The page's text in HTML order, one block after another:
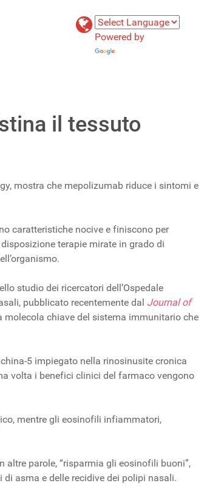
Powered by
il tessuto
mostra che mepolizumab riduce i sintomi e
caratteristiche nocive e finiscono per
terapie mirate in grado di
studio dei ricercatori dell’Ospedale
pubblicato recentemente dal Journal of
molecola chiave del sistema immunitario che
5 impiegato nella rinosinusite cronica
volta i benefici clinici del farmaco vengono
mentre gli eosinofili infiammatori,
parole, “risparmia gli eosinofili buoni”,
asma e delle recidive dei polipi nasali.